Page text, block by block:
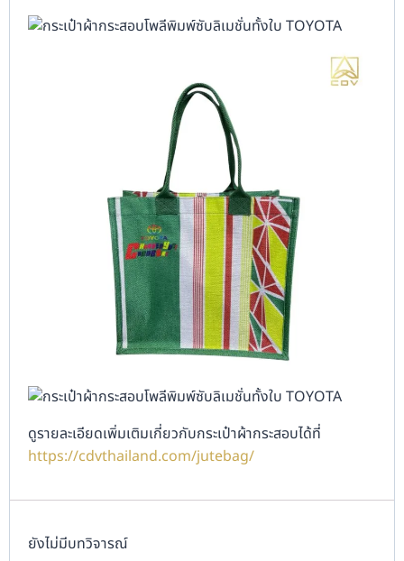
ดูรายละเอียดเพิ่มเติมเกี่ยวกับกระเป๋าผ้ากระสอบได้ที่
https://cdvthailand.com/jutebag/
ยังไม่มีบทวิจารณ์